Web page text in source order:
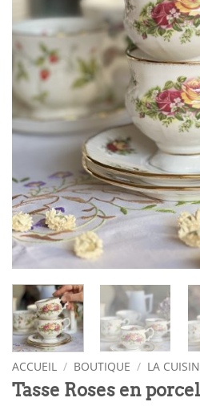
ACCUEIL / BOUTIQUE / LA
Tasse Roses en